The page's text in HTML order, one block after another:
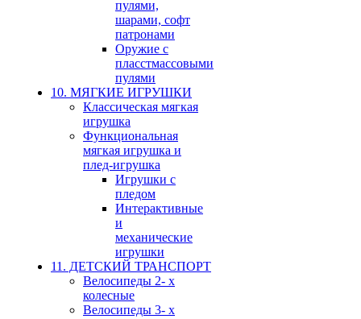
пулями,
шарами, софт
патронами
Оружие с
пласстмассовыми
пулями
10. МЯГКИЕ ИГРУШКИ
Классическая мягкая
игрушка
Функциональная
мягкая игрушка и
плед-игрушка
Игрушки с
пледом
Интерактивные
и
механические
игрушки
11. ДЕТСКИЙ ТРАНСПОРТ
Велосипеды 2- х
колесные
Велосипеды 3- х